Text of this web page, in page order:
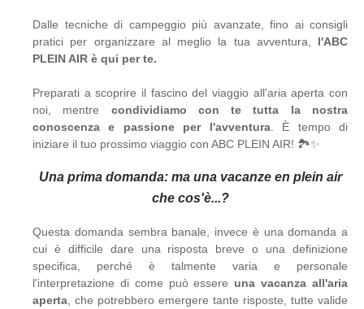
Dalle tecniche di campeggio più avanzate, fino ai consigli
pratici per organizzare al meglio la tua avventura, l'ABC
PLEIN AIR è qui per te.
Preparati a scoprire il fascino del viaggio all'aria aperta con
noi, mentre condividiamo con te tutta la nostra
conoscenza e passione per l'avventura. È tempo di
iniziare il tuo prossimo viaggio con ABC PLEIN AIR! 🏞️✨
Una prima domanda: ma una vacanze en plein air
che cos'è...?
Questa domanda sembra banale, invece è una domanda a
cui è difficile dare una risposta breve o una definizione
specifica, perché è talmente varia e personale
l'interpretazione di come può essere una vacanza all'aria
aperta , che potrebbero emergere tante risposte, tutte valide